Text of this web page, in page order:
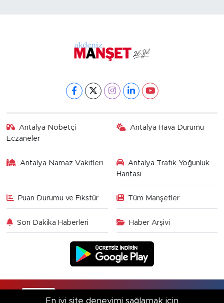
Antalya Nöbetçi
Eczaneler
Antalya Hava Durumu
Antalya Namaz Vakitleri
Antalya Trafik Yoğunluk
Haritası
Puan Durumu ve Fikstür Tüm Manşetler
Son Dakika Haberleri Haber Arşivi
En iyi site deneyimi sağlamak için